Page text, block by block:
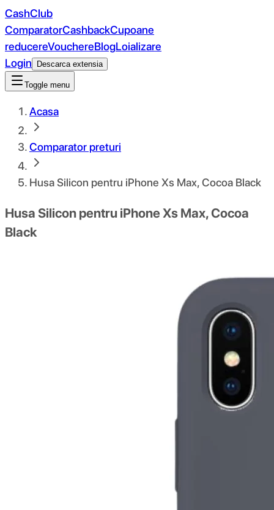
CashClub
ComparatorCashbackCupoane
reducereVouchereBlogLoializare
Login
Descarca extensia
Toggle menu
Acasa
Comparator preturi
Husa Silicon pentru iPhone Xs Max, Cocoa Black
Husa Silicon pentru iPhone Xs Max, Cocoa
Black